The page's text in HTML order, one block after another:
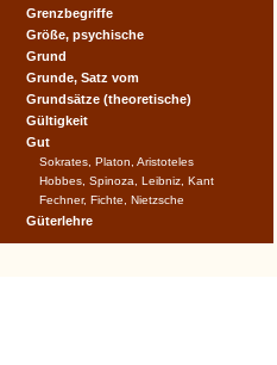
Grenzbegriffe
Größe, psychische
Grund
Grunde, Satz vom
Grundsätze (theoretische)
Gültigkeit
Gut
Sokrates, Platon, Aristoteles
Hobbes, Spinoza, Leibniz, Kant
Fechner, Fichte, Nietzsche
Güterlehre